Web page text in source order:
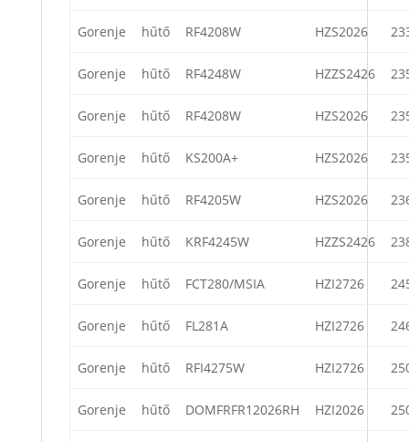
Gorenje hűtő RF4208W HZS2026
Gorenje hűtő RF4248W HZZS2426
Gorenje hűtő RF4208W HZS2026
Gorenje hűtő KS200A+ HZS2026
Gorenje hűtő RF4205W HZS2026
Gorenje hűtő KRF4245W HZZS2426
Gorenje hűtő FCT280/MSIA HZI2726
Gorenje hűtő FL281A HZI2726
Gorenje hűtő RFI4275W HZI2726
Gorenje hűtő DOMFRFR12026RH HZI2026